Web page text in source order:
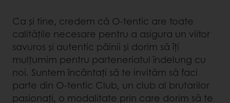
Ca și tine, credem că O-tentic are toate
calitățile necesare pentru a asigura un viitor
savuros și autentic pâinii și dorim să îți
mulțumim pentru parteneriatul îndelung cu
noi. Suntem încântați să te invităm să faci
parte din O-tentic Club, un club al brutarilor
pasionați, o modalitate prin care dorim să te